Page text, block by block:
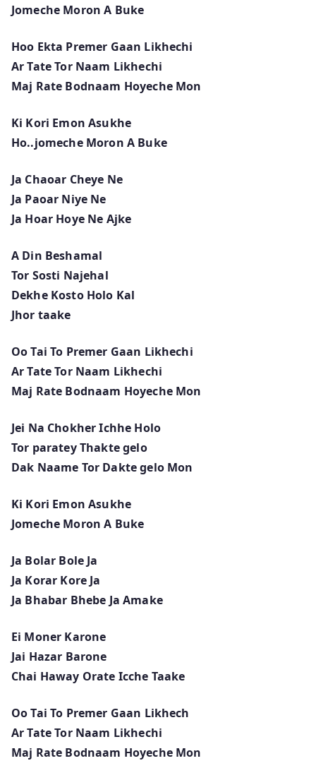
Jomeche Moron A Buke
Hoo Ekta Premer Gaan Likhechi
Ar Tate Tor Naam Likhechi
Maj Rate Bodnaam Hoyeche Mon
Ki Kori Emon Asukhe
Ho..jomeche Moron A Buke
Ja Chaoar Cheye Ne
Ja Paoar Niye Ne
Ja Hoar Hoye Ne Ajke
A Din Beshamal
Tor Sosti Najehal
Dekhe Kosto Holo Kal
Jhor taake
Oo Tai To Premer Gaan Likhechi
Ar Tate Tor Naam Likhechi
Maj Rate Bodnaam Hoyeche Mon
Jei Na Chokher Ichhe Holo
Tor paratey Thakte gelo
Dak Naame Tor Dakte gelo Mon
Ki Kori Emon Asukhe
Jomeche Moron A Buke
Ja Bolar Bole Ja
Ja Korar Kore Ja
Ja Bhabar Bhebe Ja Amake
Ei Moner Karone
Jai Hazar Barone
Chai Haway Orate Icche Taake
Oo Tai To Premer Gaan Likhech
Ar Tate Tor Naam Likhechi
Maj Rate Bodnaam Hoyeche Mon